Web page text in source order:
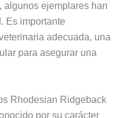
algunos ejemplares han
Es importante
adecuada, una
para asegurar una
Rhodesian Ridgeback
por su carácter